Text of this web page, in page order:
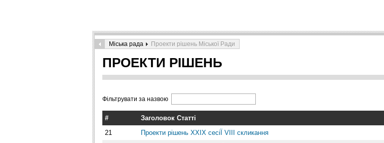
Міська рада Проекти рішень Міської Ради
ПРОЕКТИ РІШЕНЬ
Фільтрувати за назвою
# Заголовок Статті
21
Проекти рішень ХXІХ сесіЇ VIІI скликання